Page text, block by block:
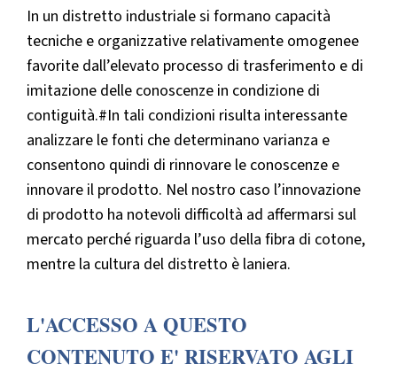
In un distretto industriale si formano capacità
tecniche e organizzative relativamente omogenee
favorite dall’elevato processo di trasferimento e di
imitazione delle conoscenze in condizione di
contiguità.#In tali condizioni risulta interessante
analizzare le fonti che determinano varianza e
consentono quindi di rinnovare le conoscenze e
innovare il prodotto. Nel nostro caso l’innovazione
di prodotto ha notevoli difficoltà ad affermarsi sul
mercato perché riguarda l’uso della fibra di cotone,
mentre la cultura del distretto è laniera.
L'ACCESSO A QUESTO
CONTENUTO E' RISERVATO AGLI